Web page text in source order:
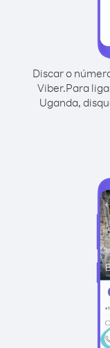
Discar o
Viber.Para
Uganda,